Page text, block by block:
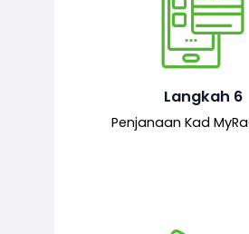
Langkah 6
Penjanaan Kad
Setelah permohonan
MyRadha’ah akan